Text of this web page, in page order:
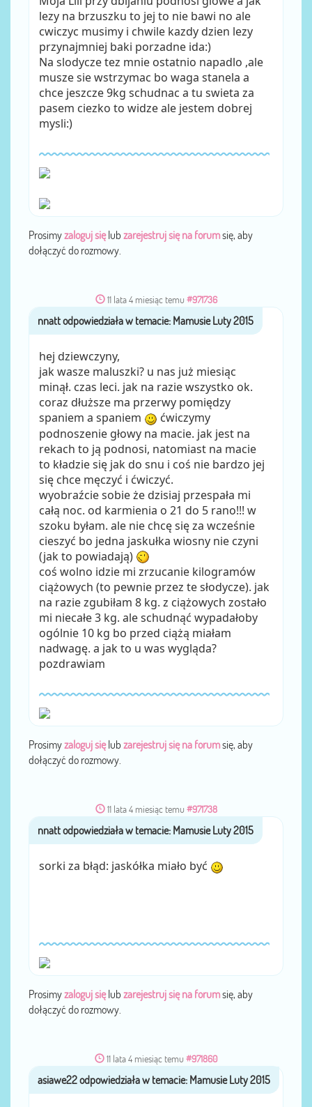
lezy na brzuszku to jej to nie bawi no ale
cwiczyc musimy i chwile kazdy dzien lezy
przynajmniej baki porzadne ida:)
Na slodycze tez mnie ostatnio napadlo ,ale
musze sie wstrzymac bo waga stanela a
chce jeszcze 9kg schudnac a tu swieta za
pasem ciezko to widze ale jestem dobrej
mysli:)
Prosimyzaloguj sięlub zarejestruj się na forumsię, aby
dołączyć do rozmowy.
11 lata 4 miesiąc temu #971736
przeznnatt
hej dziewczyny,
jak wasze maluszki? u nas już miesiąc
minął. czas leci. jak na razie wszystko ok.
coraz dłuższe ma przerwy pomiędzy
spaniem a spaniem
ćwiczymy
podnoszenie głowy na macie. jak jest na
rekach to ją podnosi, natomiast na macie
to kładzie się jak do snu i coś nie bardzo jej
się chce męczyć i ćwiczyć.
wyobraźcie sobie że dzisiaj przespała mi
całą noc. od karmienia o 21 do 5 rano!!! w
szoku byłam. ale nie chcę się za wcześnie
cieszyć bo jedna jaskułka wiosny nie czyni
(jak to powiadają)
coś wolno idzie mi zrzucanie kilogramów
ciążowych (to pewnie przez te słodycze). jak
na razie zgubiłam 8 kg. z ciążowych zostało
mi niecałe 3 kg. ale schudnąć wypadałoby
ogólnie 10 kg bo przed ciążą miałam
nadwagę. a jak to u was wygląda?
pozdrawiam
Prosimyzaloguj sięlub zarejestruj się na forumsię, aby
dołączyć do rozmowy.
11 lata 4 miesiąc temu #971738
przeznnatt
sorki za błąd: jaskółka miało być
Prosimyzaloguj sięlub zarejestruj się na forumsię, aby
dołączyć do rozmowy.
11 lata 4 miesiąc temu #971860
przezasiawe22